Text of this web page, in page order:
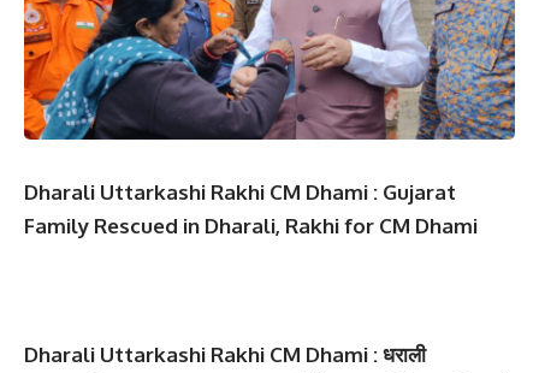
Dharali Uttarkashi Rakhi CM Dhami : Gujarat
Family Rescued in Dharali, Rakhi for CM Dhami
Dharali Uttarkashi Rakhi CM Dhami : धराली